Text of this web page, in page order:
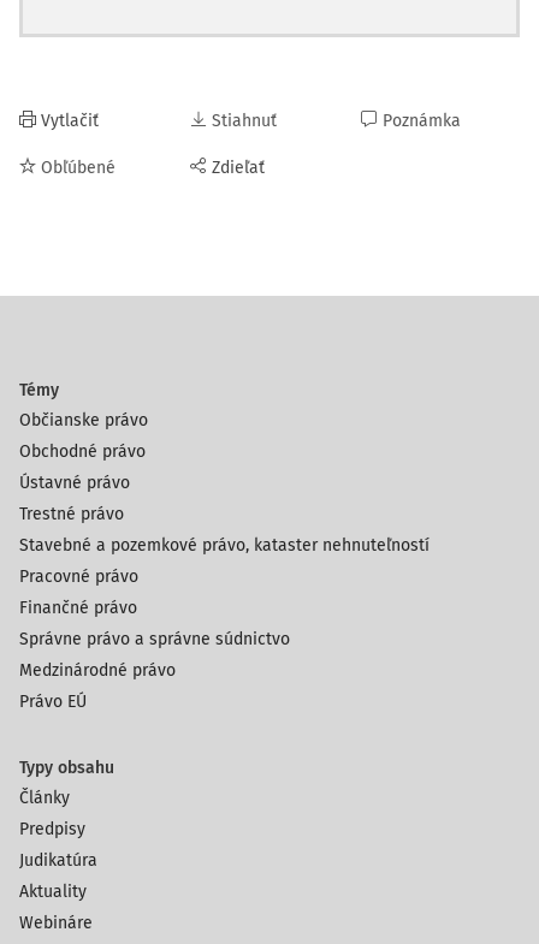
Vytlačiť
Obľúbené
Stiahnuť
Zdieľať
Poznámka
Témy
Občianske právo
Obchodné právo
Ústavné právo
Trestné právo
Stavebné a pozemkové právo, kataster nehnuteľností
Pracovné právo
Finančné právo
Správne právo a správne súdnictvo
Medzinárodné právo
Právo EÚ
Typy obsahu
Články
Predpisy
Judikatúra
Aktuality
Webináre